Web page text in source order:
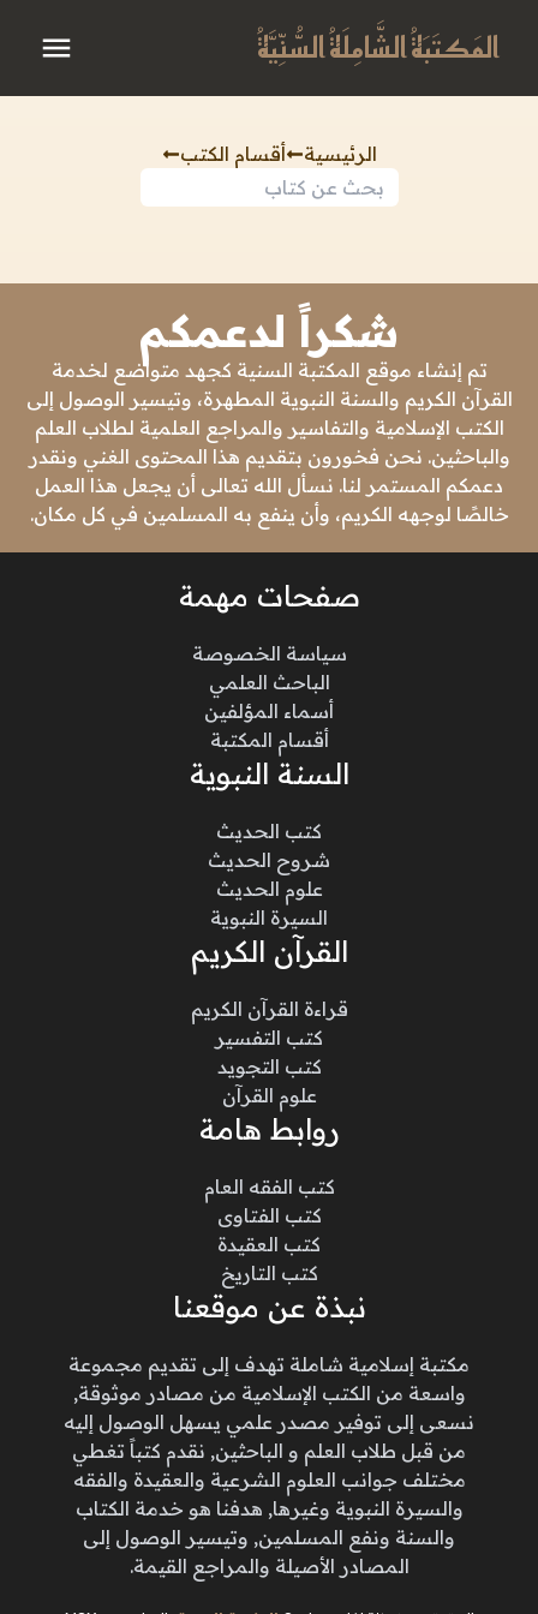
المَكتَبَةُ الشَّامِلَةُ السُّنِّيَّةُ
الرئيسية أقسام الكتب
شكراً لدعمكم
تم إنشاء موقع المكتبة السنية كجهد متواضع لخدمة
القرآن الكريم والسنة النبوية المطهرة، وتيسير الوصول إلى
الكتب الإسلامية والتفاسير والمراجع العلمية لطلاب العلم
والباحثين. نحن فخورون بتقديم هذا المحتوى الغني ونقدر
دعمكم المستمر لنا. نسأل الله تعالى أن يجعل هذا العمل
خالصًا لوجهه الكريم، وأن ينفع به المسلمين في كل مكان.
صفحات مهمة
سياسة الخصوصة
الباحث العلمي
أسماء المؤلفين
أقسام المكتبة
السنة النبوية
كتب الحديث
شروح الحديث
علوم الحديث
السيرة النبوية
القرآن الكريم
قراءة القرآن الكريم
كتب التفسير
كتب التجويد
علوم القرآن
روابط هامة
كتب الفقه العام
كتب الفتاوى
كتب العقيدة
كتب التاريخ
نبذة عن موقعنا
مكتبة إسلامية شاملة تهدف إلى تقديم مجموعة
واسعة من الكتب الإسلامية من مصادر موثوقة,
نسعى إلى توفير مصدر علمي يسهل الوصول إليه
من قبل طلاب العلم و الباحثين, نقدم كتباً تغطي
مختلف جوانب العلوم الشرعية والعقيدة والفقه
والسيرة النبوية وغيرها, هدفنا هو خدمة الكتاب
والسنة ونفع المسلمين, وتيسير الوصول إلى
المصادر الأصيلة والمراجع القيمة.